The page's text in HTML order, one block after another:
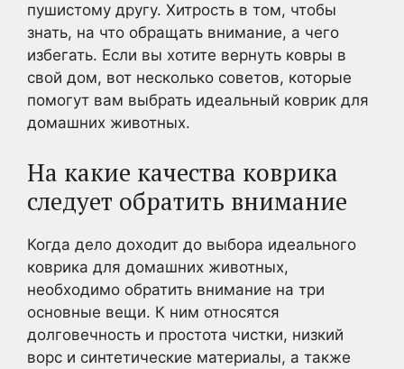
пушистому другу. Хитрость в том, чтобы
знать, на что обращать внимание, а чего
избегать. Если вы хотите вернуть ковры в
свой дом, вот несколько советов, которые
помогут вам выбрать идеальный коврик для
домашних животных.
На какие качества коврика
следует обратить внимание
Когда дело доходит до выбора идеального
коврика для домашних животных,
необходимо обратить внимание на три
основные вещи. К ним относятся
долговечность и простота чистки, низкий
ворс и синтетические материалы, а также